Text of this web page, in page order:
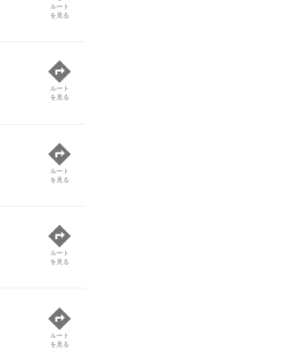
ルート
を見る
ルート
を見る
ルート
を見る
ルート
を見る
ルート
を見る